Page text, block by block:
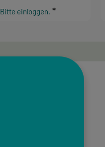
Bitte einloggen.